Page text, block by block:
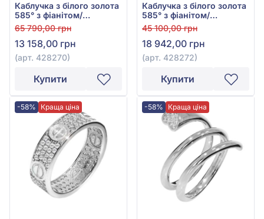
Каблучка з білого золота
585° з фіанітом/
куб.цирконієм, арт.
428270
65 790,00 грн
13 158,00 грн
(арт. 428270)
Купити
Каблучка з білого золота
585° з фіанітом/
куб.цирконієм, арт.
428272
45 100,00 грн
18 942,00 грн
(арт. 428272)
Купити
-58% Краща ціна -58% Краща ціна